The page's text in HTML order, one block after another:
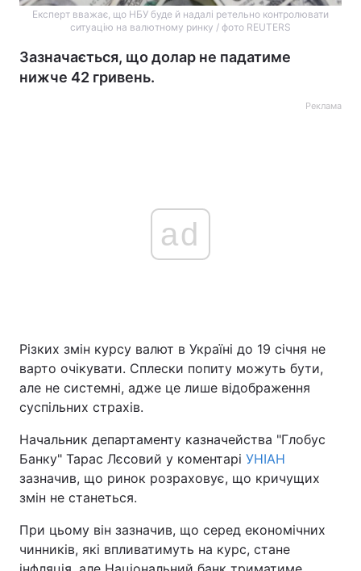
Експерт вважає, що НБУ буде й надалі ретельно контролювати
ситуацію на валютному ринку / фото REUTERS
Зазначається, що долар не падатиме
нижче 42 гривень.
Реклама
ad
Різких змін курсу валют в Україні до 19 січня не
варто очікувати. Сплески попиту можуть бути,
але не системні, адже це лише відображення
суспільних страхів.
Начальник департаменту казначейства "Глобус
Банку" Тарас Лєсовий у коментарі УНІАН
зазначив, що ринок розраховує, що кричущих
змін не станеться.
При цьому він зазначив, що серед економічних
чинників, які впливатимуть на курс, стане